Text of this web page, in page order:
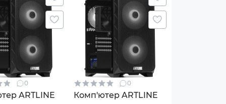
0
ARTLINE
0
Комп'ютер ARTLINE